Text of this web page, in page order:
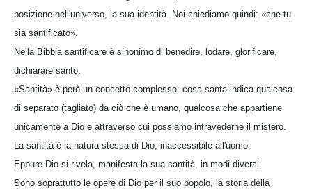
posizione nell'universo, la sua identità. Noi chiediamo quindi: «che tu
sia santificato».
Nella Bibbia santificare è sinonimo di benedire, lodare, glorificare,
dichiarare santo.
«Santità» è però un concetto complesso: cosa santa indica qualcosa
di separato (tagliato) da ciò che è umano, qualcosa che appartiene
unicamente a Dio e attraverso cui possiamo intravederne il mistero.
La santità è la natura stessa di Dio, inaccessibile all'uomo.
Eppure Dio si rivela, manifesta la sua santità, in modi diversi.
Sono soprattutto le opere di Dio per il suo popolo, la storia della